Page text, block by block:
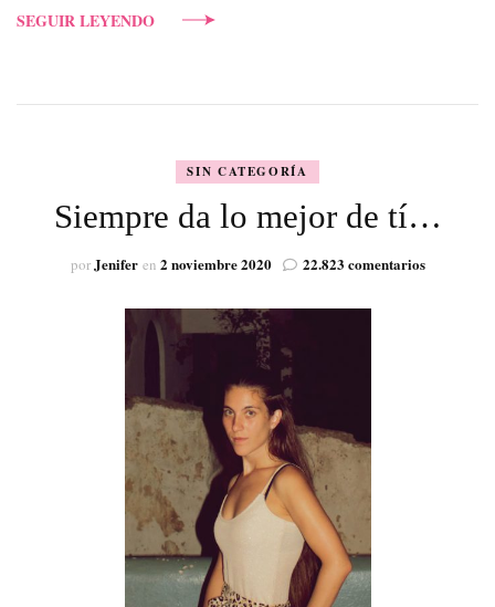
SEGUIR LEYENDO
SIN CATEGORÍA
Siempre da lo mejor de tí…
porJenifer en 2 noviembre 2020 22.823 comentariosen